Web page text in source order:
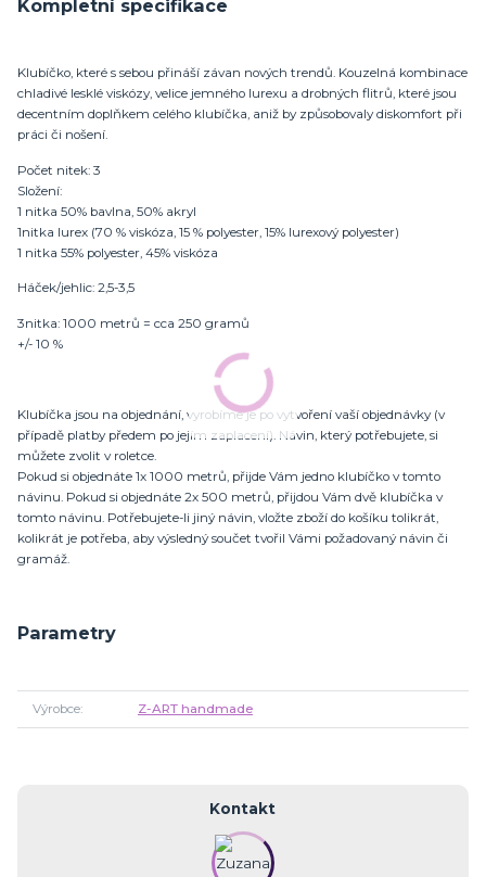
Kompletní specifikace
Klubíčko, které s sebou přináší závan nových trendů. Kouzelná kombinace
chladivé lesklé viskózy, velice jemného lurexu a drobných flitrů, které jsou
decentním doplňkem celého klubíčka, aniž by způsobovaly diskomfort při
práci či nošení.
Počet nitek: 3
Složení:
1 nitka 50% bavlna, 50% akryl
1nitka lurex (70 % viskóza, 15 % polyester, 15% lurexový polyester)
1 nitka 55% polyester, 45% viskóza
Háček/jehlic: 2,5-3,5
3nitka: 1000 metrů = cca 250 gramů
+/- 10 %
Klubíčka jsou na objednání, vyrobíme je po vytvoření vaší objednávky (v
případě platby předem po jejím zaplacení). Návin, který potřebujete, si
můžete zvolit v roletce.
Pokud si objednáte 1x 1000 metrů, přijde Vám jedno klubíčko v tomto
návinu. Pokud si objednáte 2x 500 metrů, přijdou Vám dvě klubíčka v
tomto návinu. Potřebujete-li jiný návin, vložte zboží do košíku tolikrát,
kolikrát je potřeba, aby výsledný součet tvořil Vámi požadovaný návin či
gramáž.
Parametry
Výrobce Z-ART handmade
Kontakt